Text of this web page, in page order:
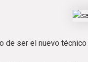
de ser el nuevo